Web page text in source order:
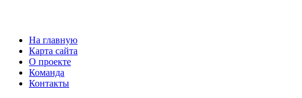
На главную
Карта сайта
О проекте
Команда
Контакты